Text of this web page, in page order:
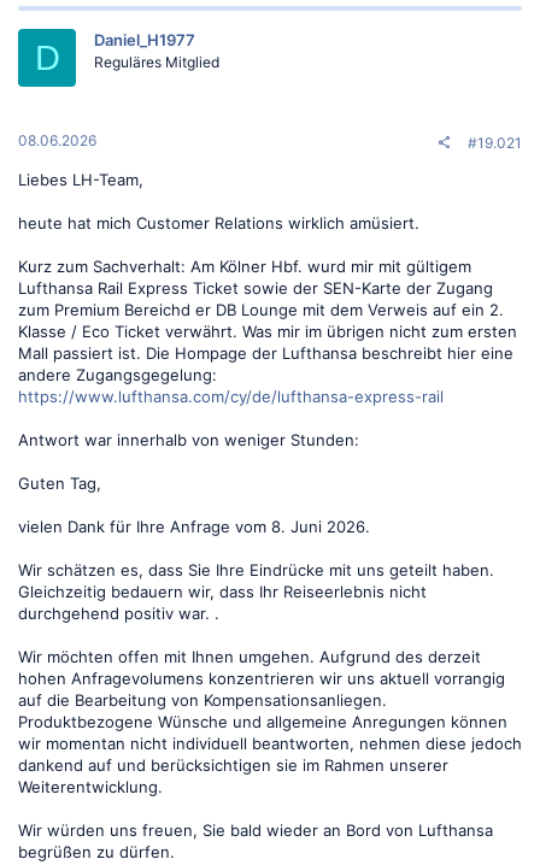
k
o
:
D Daniel_H1977
Reguläres Mitglied
08.06.2026 #19.021
Liebes LH-Team,
heute hat mich Customer Relations wirklich amüsiert.
Kurz zum Sachverhalt: Am Kölner Hbf. wurd mir mit gültigem
Lufthansa Rail Express Ticket sowie der SEN-Karte der Zugang
zum Premium Bereichd er DB Lounge mit dem Verweis auf ein 2.
Klasse / Eco Ticket verwährt. Was mir im übrigen nicht zum ersten
Mall passiert ist. Die Hompage der Lufthansa beschreibt hier eine
andere Zugangsgegelung:
https://www.lufthansa.com/cy/de/lufthansa-express-rail
Antwort war innerhalb von weniger Stunden:
Guten Tag,
vielen Dank für Ihre Anfrage vom 8. Juni 2026.
Wir schätzen es, dass Sie Ihre Eindrücke mit uns geteilt haben.
Gleichzeitig bedauern wir, dass Ihr Reiseerlebnis nicht
durchgehend positiv war. .
Wir möchten offen mit Ihnen umgehen. Aufgrund des derzeit
hohen Anfragevolumens konzentrieren wir uns aktuell vorrangig
auf die Bearbeitung von Kompensationsanliegen.
Produktbezogene Wünsche und allgemeine Anregungen können
wir momentan nicht individuell beantworten, nehmen diese jedoch
dankend auf und berücksichtigen sie im Rahmen unserer
Weiterentwicklung.
Wir würden uns freuen, Sie bald wieder an Bord von Lufthansa
begrüßen zu dürfen.